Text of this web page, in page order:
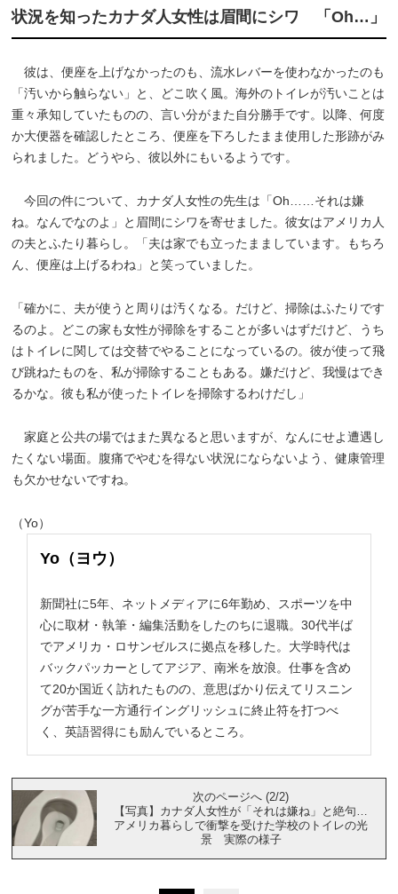
状況を知ったカナダ人女性は眉間にシワ 「Oh…」
彼は、便座を上げなかったのも、流水レバーを使わなかったのも
「汚いから触らない」と、どこ吹く風。海外のトイレが汚いことは
重々承知していたものの、言い分がまた自分勝手です。以降、何度
か大便器を確認したところ、便座を下ろしたまま使用した形跡がみ
られました。どうやら、彼以外にもいるようです。
今回の件について、カナダ人女性の先生は「Oh……それは嫌
ね。なんでなのよ」と眉間にシワを寄せました。彼女はアメリカ人
の夫とふたり暮らし。「夫は家でも立ったまましています。もちろ
ん、便座は上げるわね」と笑っていました。
「確かに、夫が使うと周りは汚くなる。だけど、掃除はふたりです
るのよ。どこの家も女性が掃除をすることが多いはずだけど、うち
はトイレに関しては交替でやることになっているの。彼が使って飛
び跳ねたものを、私が掃除することもある。嫌だけど、我慢はでき
るかな。彼も私が使ったトイレを掃除するわけだし」
家庭と公共の場ではまた異なると思いますが、なんにせよ遭遇し
たくない場面。腹痛でやむを得ない状況にならないよう、健康管理
も欠かせないですね。
（Yo）
Yo（ヨウ）
新聞社に5年、ネットメディアに6年勤め、スポーツを中
心に取材・執筆・編集活動をしたのちに退職。30代半ば
でアメリカ・ロサンゼルスに拠点を移した。大学時代は
バックパッカーとしてアジア、南米を放浪。仕事を含め
て20か国近く訪れたものの、意思ばかり伝えてリスニン
グが苦手な一方通行イングリッシュに終止符を打つべ
く、英語習得にも励んでいるところ。
次のページへ (2/2)
【写真】カナダ人女性が「それは嫌ね」と絶句…
アメリカ暮らしで衝撃を受けた学校のトイレの光
景 実際の様子